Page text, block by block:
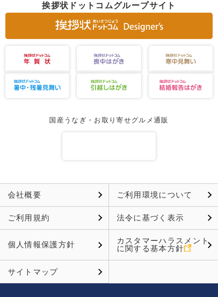
挨拶状ドットコムグループサイト
国産うなぎ・お取り寄せグルメ通販
会社概要 ご利用環境について
ご利用規約 法令に基づく表示
個人情報保護方針
カスタマーハラスメント
に関する基本方針
サイトマップ